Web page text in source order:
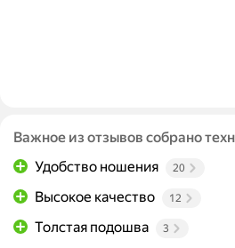
Важное из отзывов собрано
Удобство ношения
20
Высокое качество 12
Толстая подошва 3